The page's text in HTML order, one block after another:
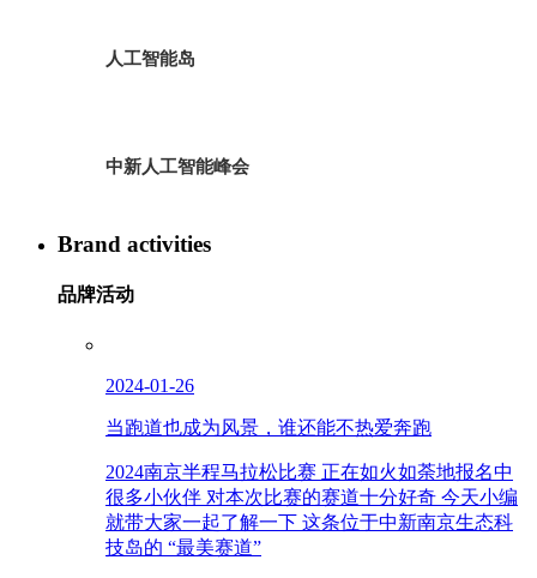
人工智能岛
中新人工智能峰会
Brand activities
品牌活动
2024-01-26
当跑道也成为风景，谁还能不热爱奔跑
2024南京半程马拉松比赛 正在如火如荼地报名中
很多小伙伴 对本次比赛的赛道十分好奇 今天小编
就带大家一起了解一下 这条位于中新南京生态科
技岛的 “最美赛道”